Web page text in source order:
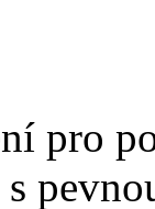
pro